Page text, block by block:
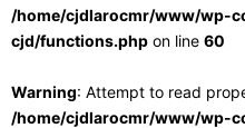
/home/cjdlarocmr/www/wp-
cjd/functions.php on line 60
Warning: Attempt to read
/home/cjdlarocmr/www/wp-